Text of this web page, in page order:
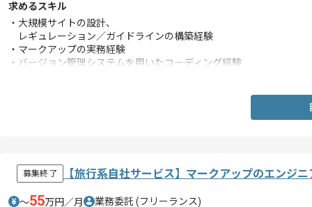
求めるスキル
・大規模サイトの設計、
レギュレーション／ガイドラインの構築経験
・マークアップの実務経験
・バージョン管理システムを用いたコーディング経験
募集終了 【旅行系自社サービス】マークアップのエンジ
〜55万円／月 業務委託 (フリーランス)